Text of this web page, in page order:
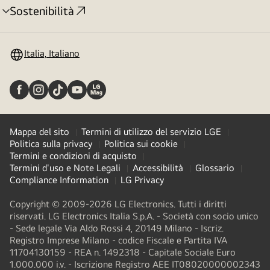
Sostenibilità
Attivazione
Italia, Italiano
Mappa del sito
Termini di utilizzo del servizio LGE
Politica sulla privacy
Politica sui cookie
Termini e condizioni di acquisto
Termini d'uso e Note Legali
Accessibilità
Glossario
Compliance Information
LG Privacy
Copyright © 2009-2026 LG Electronics. Tutti i diritti
riservati. LG Electronics Italia S.p.A. - Società con socio unico
- Sede legale Via Aldo Rossi 4, 20149 Milano - Iscriz.
Registro Imprese Milano - codice Fiscale e Partita IVA
11704130159 - REA n. 1492318 - Capitale Sociale Euro
1.000.000 i.v. - Iscrizione Registro AEE IT08020000002343​